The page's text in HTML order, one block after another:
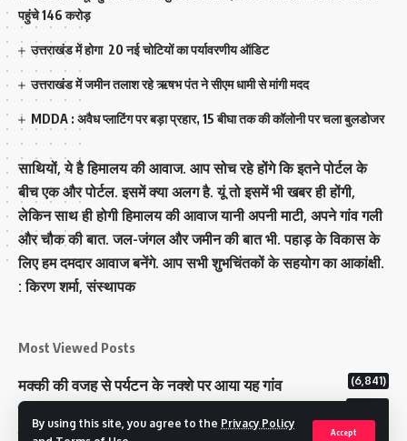
By using this site, you agree to the Privacy Policy
Accept
पहुंचे 146 करोड़
उत्तराखंड में होगा 20 नई चोटियों का पर्यावरणीय ऑडिट
उत्तराखंड में जमीन तलाश रहे ऋषभ पंत ने सीएम धामी से मांगी मदद
MDDA : अवैध प्लाटिंग पर बड़ा प्रहार, 15 बीघा तक की कॉलोनी पर चला बुलडोजर
साथियों, ये है हिमालय की आवाज. आप सोच रहे होंगे कि इतने पोर्टल के
बीच एक और पोर्टल. इसमें क्या अलग है. यूं तो इसमें भी खबर ही होंगी,
लेकिन साथ ही होगी हिमालय की आवाज यानी अपनी माटी, अपने गांव गली
और चौक की बात. जल-जंगल और जमीन की बात भी. पहाड़ के विकास के
लिए हम दमदार आवाज बनेंगे. आप सभी शुभचिंतकों के सहयोग का आकांक्षी.
: किरण शर्मा, संस्‍थापक
Most Viewed Posts
मक्‍की की वजह से पर्यटन के नक्‍शे पर आया यह गांव (6,841)
राज्य में 12 पी माइनस थ्री पोलिंग स्टेशन बनाए गए
टिहरी राजपरिवार के पास 200 करोड से अधिक की संपत्ति (5,180)